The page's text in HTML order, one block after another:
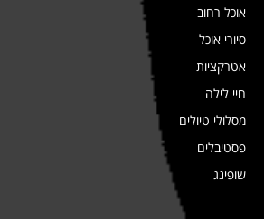
אוכל רחוב
סיורי אוכל
אטרקציות
חיי לילה
מסלולי טיולים
פסטיבלים
שופינג